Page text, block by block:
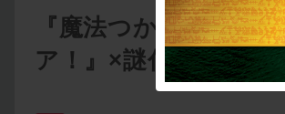
『魔法つかいプリキュ
ア！』×謎付きクリ…